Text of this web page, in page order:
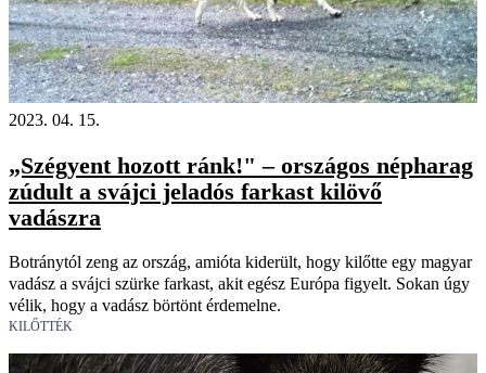
2023. 04. 15.
„Szégyent hozott ránk!" – országos népharag
zúdult a svájci jeladós farkast kilövő
vadászra
Botránytól zeng az ország, amióta kiderült, hogy kilőtte egy magyar
vadász a svájci szürke farkast, akit egész Európa figyelt. Sokan úgy
vélik, hogy a vadász börtönt érdemelne.
KILŐTTÉK